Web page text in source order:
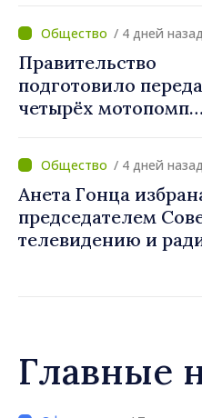
поднимется до 36°C
/ 4 дней назад
Правительство
подготовило
четырёх мотопомп
предприятию «Apă
/ 4 дней назад
Анета Гонца
председателем
телевидению и
Главные